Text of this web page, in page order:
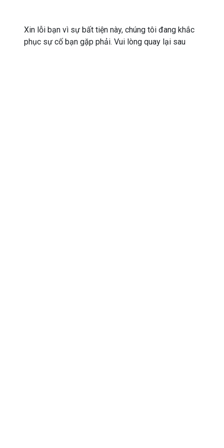
Xin lỗi bạn vì sự bất tiện này, chúng tôi đang khắc
phục sự cố bạn gặp phải. Vui lòng quay lại sau